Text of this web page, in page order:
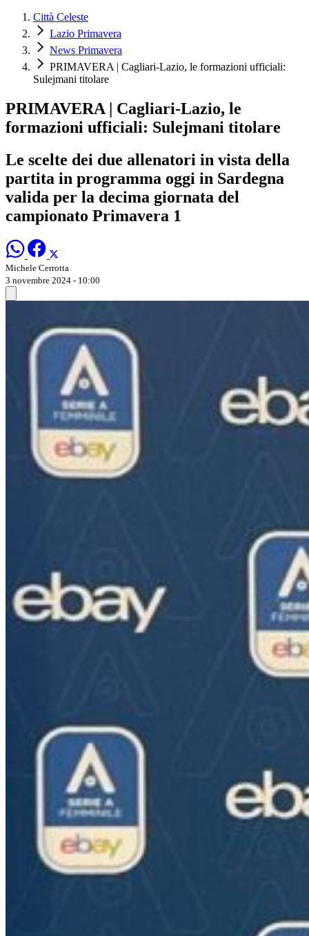
Città Celeste
Lazio Primavera
News Primavera
PRIMAVERA | Cagliari-Lazio, le formazioni ufficiali:
Sulejmani titolare
PRIMAVERA | Cagliari-Lazio, le
formazioni ufficiali: Sulejmani titolare
Le scelte dei due allenatori in vista della
partita in programma oggi in Sardegna
valida per la decima giornata del
campionato Primavera 1
Michele Cerrotta
3 novembre 2024 - 10:00